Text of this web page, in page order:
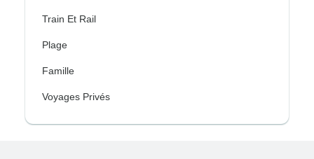
Train Et Rail
Plage
Famille
Voyages Privés